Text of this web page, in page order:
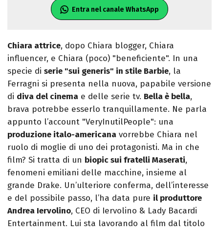
Entra nel canale WhatsApp
Chiara attrice, dopo Chiara blogger, Chiara
influencer, e Chiara (poco) "beneficiente". In una
specie di serie "sui generis" in stile Barbie, la
Ferragni si presenta nella nuova, papabile versione
di diva del cinema e delle serie tv. Bella è bella,
brava potrebbe esserlo tranquillamente. Ne parla
appunto l’account "VeryInutilPeople": una
produzione italo-americana vorrebbe Chiara nel
ruolo di moglie di uno dei protagonisti. Ma in che
film? Si tratta di un biopic sui fratelli Maserati,
fenomeni emiliani delle macchine, insieme al
grande Drake. Un’ulteriore conferma, dell’interesse
e del possibile passo, l’ha data pure il produttore
Andrea Iervolino, CEO di Iervolino & Lady Bacardi
Entertainment. Lui sta lavorando al film dal titolo